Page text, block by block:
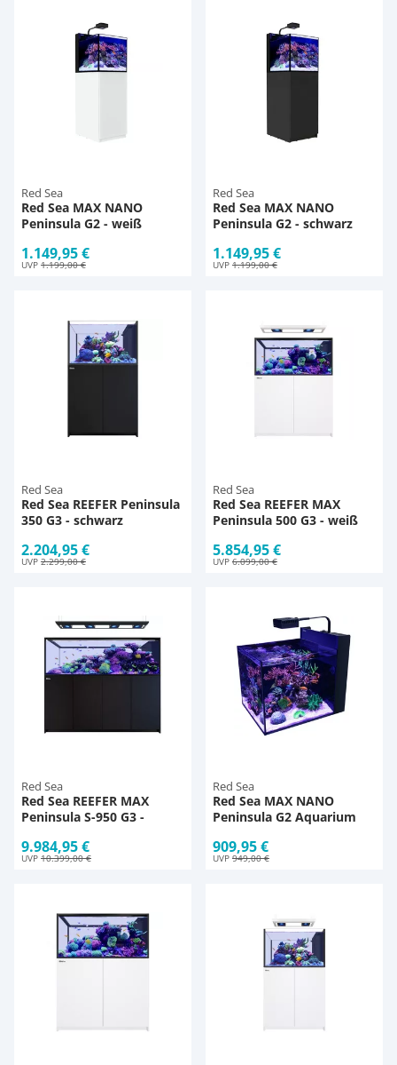
Red Sea
Red Sea MAX NANO
Peninsula G2 - weiß
1.149,95 €
UVP 1.199,00 €
Red Sea
Red Sea MAX NANO
Peninsula G2 - schwarz
1.149,95 €
UVP 1.199,00 €
Red Sea
Red Sea REEFER Peninsula
350 G3 - schwarz
2.204,95 €
UVP 2.299,00 €
Red Sea
Red Sea REEFER MAX
Peninsula 500 G3 - weiß
5.854,95 €
UVP 6.099,00 €
Red Sea
Red Sea REEFER MAX
Peninsula S-950 G3 -
9.984,95 €
UVP 10.399,00 €
Red Sea
Red Sea MAX NANO
Peninsula G2 Aquarium
909,95 €
UVP 949,00 €
Pumpen
Strömungspumpe
Thermometer
Mess- und Regeltechnik
Pumpen
Thermometer
UV-Filter
Aqua Scaping
Zubehör
D-D Aquarium Solution
Fischfutter selber machen